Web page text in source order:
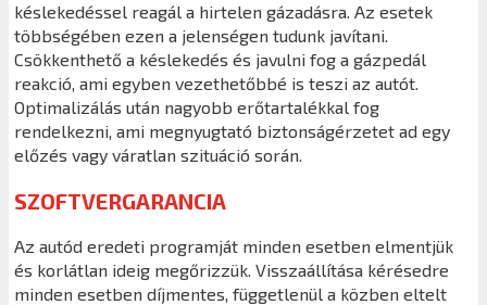
késlekedéssel reagál a hirtelen gázadásra. Az esetek
többségében ezen a jelenségen tudunk javítani.
Csökkenthető a késlekedés és javulni fog a gázpedál
reakció, ami egyben vezethetőbbé is teszi az autót.
Optimalizálás után nagyobb erőtartalékkal fog
rendelkezni, ami megnyugtató biztonságérzetet ad egy
előzés vagy váratlan szituáció során.
SZOFTVERGARANCIA
Az autód eredeti programját minden esetben elmentjük
és korlátlan ideig megőrizzük. Visszaállítása kérésedre
minden esetben díjmentes, függetlenül a közben eltelt